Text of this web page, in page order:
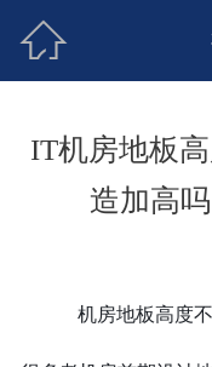

IT机房地板
造加高
机房地板高度